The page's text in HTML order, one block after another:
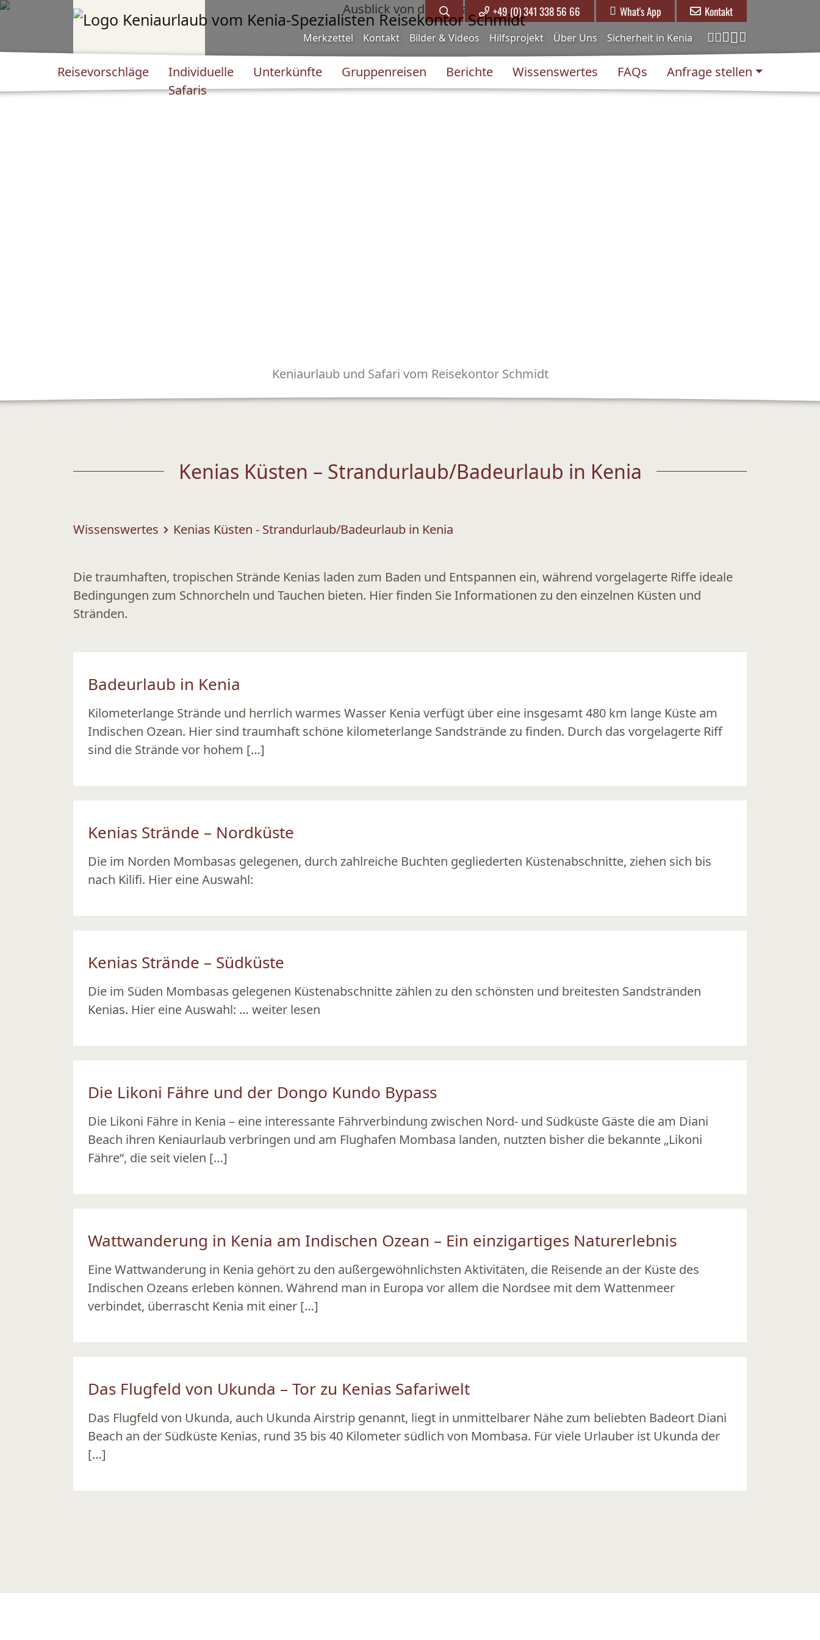
+49 (0) 341 338 56 66 What's App Kontakt
Reisevorschläge
Individuelle
Safaris
Unterkünfte Gruppenreisen Berichte Wissenswertes FAQs Anfrage stellen
Merkzettel Kontakt Bilder & Videos Hilfsprojekt Über Uns Sicherheit in Kenia
Keniaurlaub und Safari vom Reisekontor Schmidt
Kenias Küsten – Strandurlaub/Badeurlaub in Kenia
Wissenswertes Kenias Küsten - Strandurlaub/Badeurlaub in Kenia
Die traumhaften, tropischen Strände Kenias laden zum Baden und Entspannen ein, während vorgelagerte Riffe ideale
Bedingungen zum Schnorcheln und Tauchen bieten. Hier finden Sie Informationen zu den einzelnen Küsten und
Stränden.
Badeurlaub in Kenia
Kilometerlange Strände und herrlich warmes Wasser Kenia verfügt über eine insgesamt 480 km lange Küste am
Indischen Ozean. Hier sind traumhaft schöne kilometerlange Sandstrände zu finden. Durch das vorgelagerte Riff
sind die Strände vor hohem […]
Kenias Strände – Nordküste
Die im Norden Mombasas gelegenen, durch zahlreiche Buchten gegliederten Küstenabschnitte, ziehen sich bis
nach Kilifi. Hier eine Auswahl:
Kenias Strände – Südküste
Die im Süden Mombasas gelegenen Küstenabschnitte zählen zu den schönsten und breitesten Sandstränden
Kenias. Hier eine Auswahl: … weiter lesen
Die Likoni Fähre und der Dongo Kundo Bypass
Die Likoni Fähre in Kenia – eine interessante Fährverbindung zwischen Nord- und Südküste Gäste die am Diani
Beach ihren Keniaurlaub verbringen und am Flughafen Mombasa landen, nutzten bisher die bekannte „Likoni
Fähre“, die seit vielen […]
Wattwanderung in Kenia am Indischen Ozean – Ein einzigartiges Naturerlebnis
Eine Wattwanderung in Kenia gehört zu den außergewöhnlichsten Aktivitäten, die Reisende an der Küste des
Indischen Ozeans erleben können. Während man in Europa vor allem die Nordsee mit dem Wattenmeer
verbindet, überrascht Kenia mit einer […]
Das Flugfeld von Ukunda – Tor zu Kenias Safariwelt
Das Flugfeld von Ukunda, auch Ukunda Airstrip genannt, liegt in unmittelbarer Nähe zum beliebten Badeort Diani
Beach an der Südküste Kenias, rund 35 bis 40 Kilometer südlich von Mombasa. Für viele Urlauber ist Ukunda der
[…]